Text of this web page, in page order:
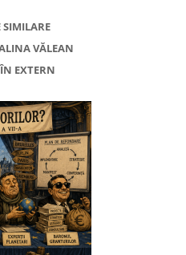
SIMILARE
VĂLEAN
EXTERN